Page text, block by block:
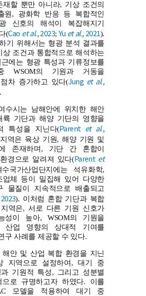
할 뿐만 아니라, 기상 조건의
원, 광화학 반응 등 복합적인
신호의 해석이 복잡해지기
(Cao et al., 2023;Yu et al., 2021).
기 위해서는 형광 분석 결과를
조건과 통합적으로 해석하는
에는 형광 특성과 기류정보를
WSOM의 기원과 거동을
차 증가하고 있다(Jung et al.,
수시는 남해안에 위치한 해안
륙 기단과 해양 기단의 영향을
특성을 지닌다(Parent et al.,
역은 육상 기원, 해양 기원 및
존재하며, 기단 간 혼합이
경으로 알려져 있다(Parent et
국가산업단지에는 석유화학,
업체 등이 밀집해 있어 다양한
물질이 지속적으로 배출되고
). 이처럼 혼합 기단과 복합
역은, 서로 다른 기원 신호가
성이 높아, WSOM의 기원을
산업 영향의 상대적 기여를
구 사례를 제공할 수 있다.
안 및 산업 복합 환경을 지닌
지역으로 설정하여, 대기 중
기원적 특성, 그리고 성분별
로 규명하고자 하였다. 이를
모델을 적용하여 대기 중